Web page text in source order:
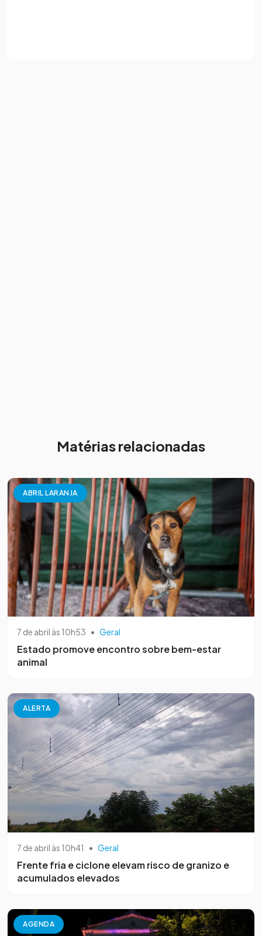
Matérias relacionadas
ABRIL LARANJA
7 de abril às 10h53 • Geral
Estado promove encontro sobre bem-estar
animal
ALERTA
7 de abril às 10h41 • Geral
Frente fria e ciclone elevam risco de granizo e
acumulados elevados
AGENDA